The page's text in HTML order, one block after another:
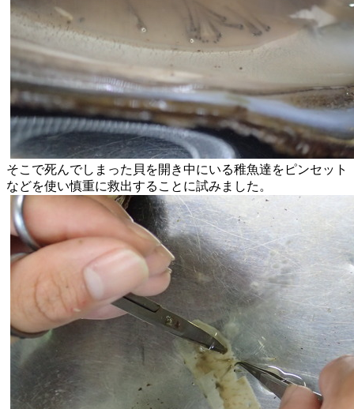
そこで死んでしまった貝を開き中にいる稚魚達をピンセット
などを使い慎重に救出することに試みました。